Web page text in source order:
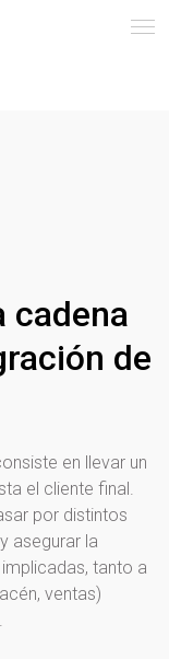
cadena
de
en llevar un
el cliente final.
por distintos
asegurar la
tanto a
ventas)